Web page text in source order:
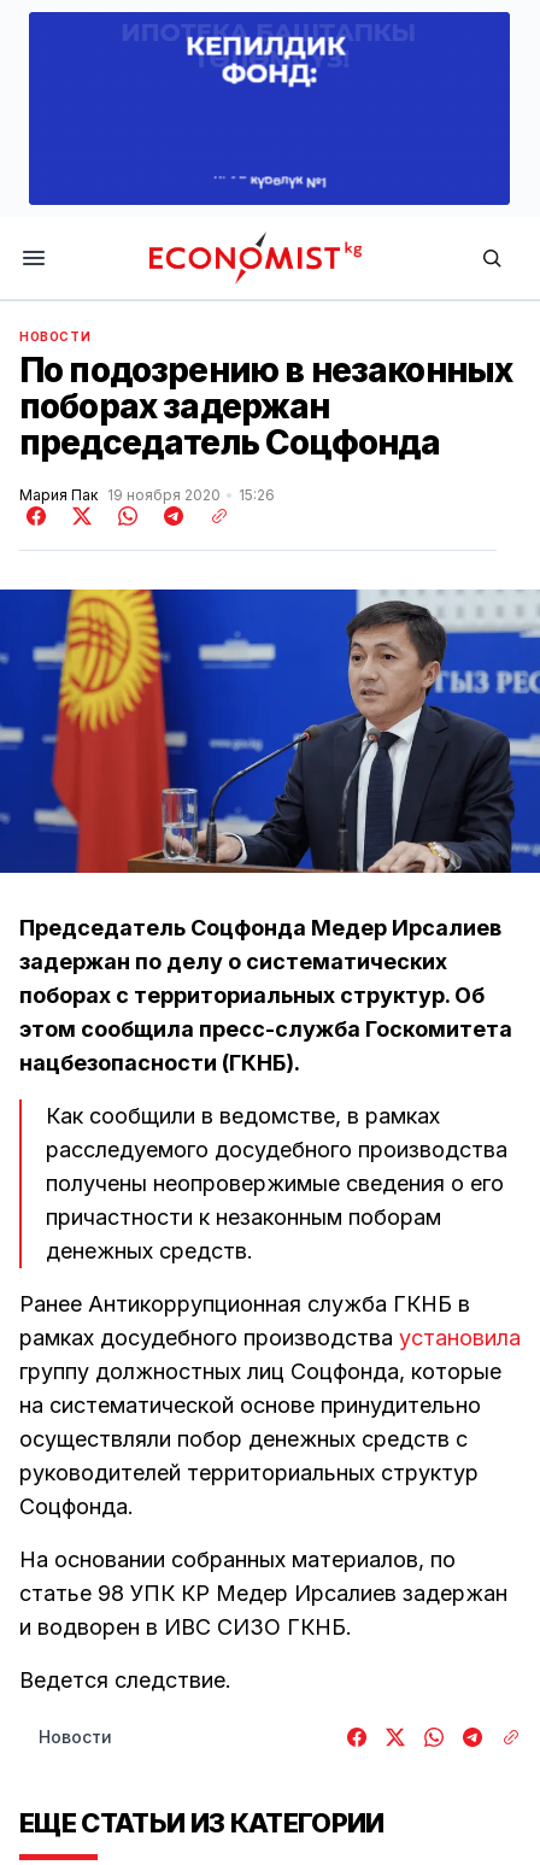
Economist.kg
НОВОСТИ
По подозрению в незаконных
поборах задержан
председатель Соцфонда
Мария Пак 19 ноября 2020 15:26
Председатель Соцфонда Медер Ирсалиев
задержан по делу о систематических
поборах с территориальных структур. Об
этом сообщила пресс-служба Госкомитета
нацбезопасности (ГКНБ).
Как сообщили в ведомстве, в рамках
расследуемого досудебного производства
получены неопровержимые сведения о его
причастности к незаконным поборам
денежных средств.
Ранее Антикоррупционная служба ГКНБ в
рамках досудебного производства установила
группу должностных лиц Соцфонда, которые
на систематической основе принудительно
осуществляли побор денежных средств с
руководителей территориальных структур
Соцфонда.
На основании собранных материалов, по
статье 98 УПК КР Медер Ирсалиев задержан
и водворен в ИВС СИЗО ГКНБ.
Ведется следствие.
Новости
ЕЩЕ СТАТЬИ ИЗ КАТЕГОРИИ